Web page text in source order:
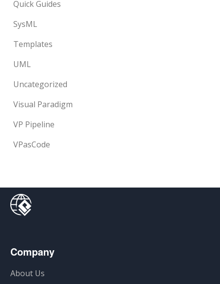
Quick Guides
SysML
Templates
UML
Uncategorized
Visual Paradigm
VP Pipeline
VPasCode
Company
About Us